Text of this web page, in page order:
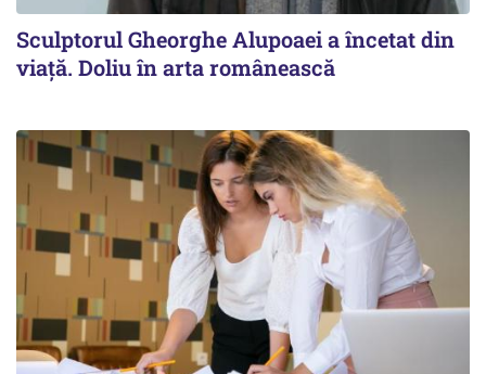
Sculptorul Gheorghe Alupoaei a încetat din
viață. Doliu în arta românească